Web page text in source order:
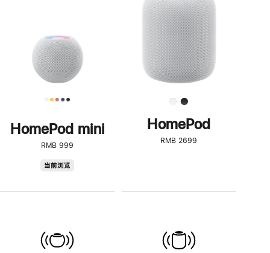
HomePod mini
RMB 999
当前浏览
了
解
HomePod<
HomePod
RMB 2699